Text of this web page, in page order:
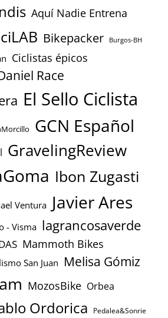
Aquí Nadie Entrena
Bikepacker Burgos-BH
Ciclistas épicos
Race
El Sello Ciclista
GCN Español
GravelingReview
Ibon Zugasti
Ventura Javier Ares
- Visma lagrancosaverde
Mammoth Bikes
San Juan Melisa Gómiz
MozosBike Orbea
Ordorica Pedalea&Sonrie